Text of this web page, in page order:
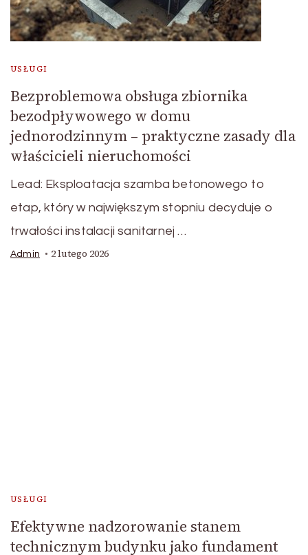
USŁUGI
Bezproblemowa obsługa zbiornika
bezodpływowego w domu
jednorodzinnym – praktyczne zasady dla
właścicieli nieruchomości
Lead: Eksploatacja szamba betonowego to
etap, który w największym stopniu decyduje o
trwałości instalacji sanitarnej …
Admin 2 lutego 2026
USŁUGI
Efektywne nadzorowanie stanem
technicznym budynku jako fundament